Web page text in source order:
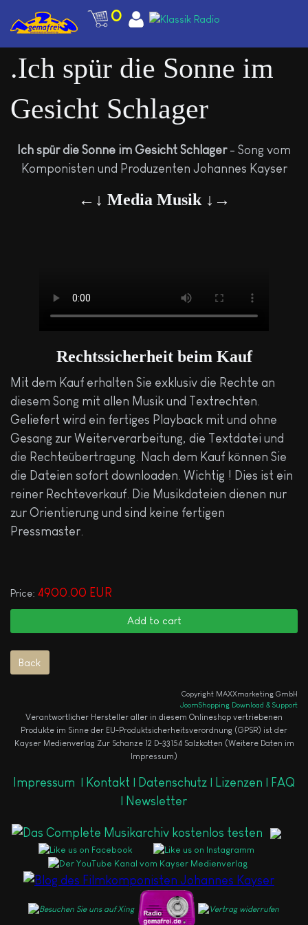
0
.Ich spür die Sonne im
Gesicht Schlager
Ich spür die Sonne im Gesicht Schlager- Song vom
Komponisten und Produzenten Johannes Kayser
←↓ Media Musik ↓→
Rechtssicherheit beim Kauf
Mit dem Kauf erhalten Sie exklusiv die Rechte an
diesem Song mit allen Musik und Textrechten.
Geliefert wird ein fertiges Playback mit und ohne
Gesang zur Weiterverarbeitung, die Textdatei und
die Rechteübertragung. Nach dem Kauf können Sie
die Dateien sofort downloaden. Wichtig ! Dies ist ein
reiner Rechteverkauf. Die Musikdateien dienen nur
zur Orientierung und sind keine fertigen
Pressmaster.
Price: 4900.00 EUR
Copyright MAXXmarketing GmbH
JoomShopping Download & Support
Verantwortlicher Hersteller aller in diesem Onlineshop vertriebenen
Produkte im Sinne der EU-Produktsicherheitsverordnung (GPSR) ist der
Kayser Medienverlag Zur Schanze 12 D-33154 Salzkotten (Weitere Daten im
Impressum)
Impressum Kontakt | Datenschutz | Lizenzen |
FAQ
Newsletter